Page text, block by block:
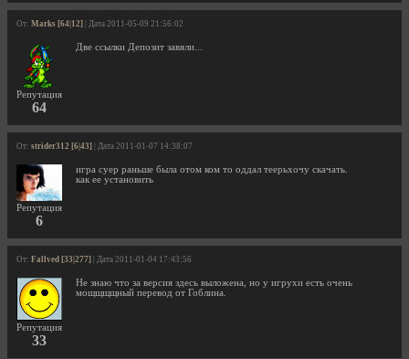
От: Marks [64|12] | Дата 2011-05-09 21:56:02
Репутация
64
Две ссылки Депозит завяли...
От: strider312 [6|43] | Дата 2011-01-07 14:38:07
Репутация
6
игра суер раньше была отом ком то оддал теерьхочу скачать.
как ее установить
От: Fallved [33|277] | Дата 2011-01-04 17:43:56
Репутация
33
Не знаю что за версия здесь выложена, но у игрухи есть очень
мощщщщный перевод от Гоблина.